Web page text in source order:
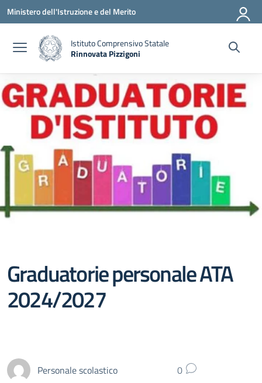
Vai ai contenuti
Vai al menu di navigazione
Vai al footer
Ministero dell'Istruzione e del Merito
Istituto Comprensivo Statale
Rinnovata Pizzigoni
Graduatorie personale ATA
2024/2027
Personale scolastico 0